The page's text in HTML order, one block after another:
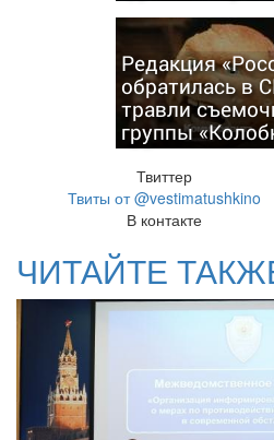
Редакция
обратилась в
травли
группы
Твиттер
Твиты от @vestimatushkino
В контакте
ЧИТАЙТЕ